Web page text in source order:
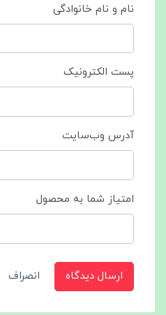
نام و نام خانوادگی
پست الکترونیک
آدرس وب‌سایت
امتیاز شما به محصول
ارسال دیدگاه انصراف